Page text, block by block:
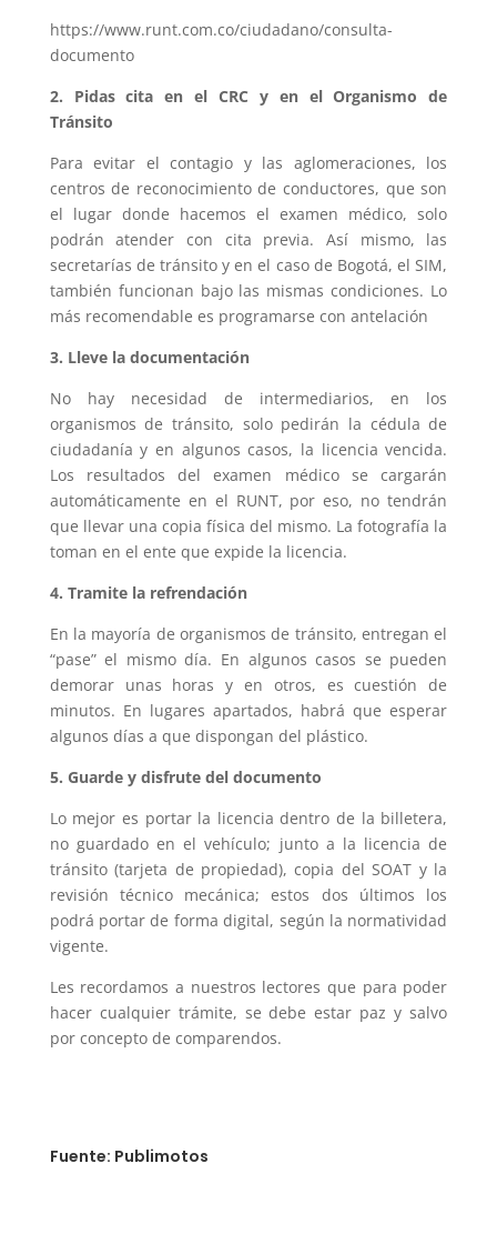
https://www.runt.com.co/ciudadano/consulta-
documento
2. Pidas cita en el CRC y en el Organismo de
Tránsito
Para evitar el contagio y las aglomeraciones, los
centros de reconocimiento de conductores, que son
el lugar donde hacemos el examen médico, solo
podrán atender con cita previa. Así mismo, las
secretarías de tránsito y en el caso de Bogotá, el SIM,
también funcionan bajo las mismas condiciones. Lo
más recomendable es programarse con antelación
3. Lleve la documentación
No hay necesidad de intermediarios, en los
organismos de tránsito, solo pedirán la cédula de
ciudadanía y en algunos casos, la licencia vencida.
Los resultados del examen médico se cargarán
automáticamente en el RUNT, por eso, no tendrán
que llevar una copia física del mismo. La fotografía la
toman en el ente que expide la licencia.
4. Tramite la refrendación
En la mayoría de organismos de tránsito, entregan el
“pase” el mismo día. En algunos casos se pueden
demorar unas horas y en otros, es cuestión de
minutos. En lugares apartados, habrá que esperar
algunos días a que dispongan del plástico.
5. Guarde y disfrute del documento
Lo mejor es portar la licencia dentro de la billetera,
no guardado en el vehículo; junto a la licencia de
tránsito (tarjeta de propiedad), copia del SOAT y la
revisión técnico mecánica; estos dos últimos los
podrá portar de forma digital, según la normatividad
vigente.
Les recordamos a nuestros lectores que para poder
hacer cualquier trámite, se debe estar paz y salvo
por concepto de comparendos.
Fuente: Publimotos